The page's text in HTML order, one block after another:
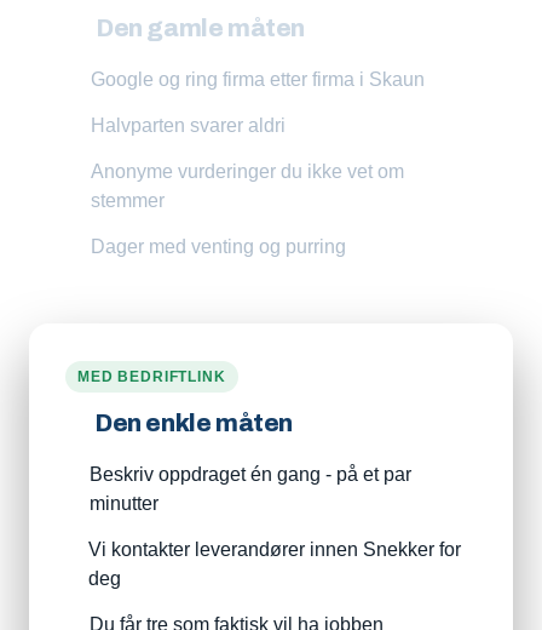
Den gamle måten
Google og ring firma etter firma i Skaun
Halvparten svarer aldri
Anonyme vurderinger du ikke vet om
stemmer
Dager med venting og purring
MED BEDRIFTLINK
Den enkle måten
Beskriv oppdraget én gang - på et par
minutter
Vi kontakter leverandører innen Snekker for
deg
Du får tre som faktisk vil ha jobben